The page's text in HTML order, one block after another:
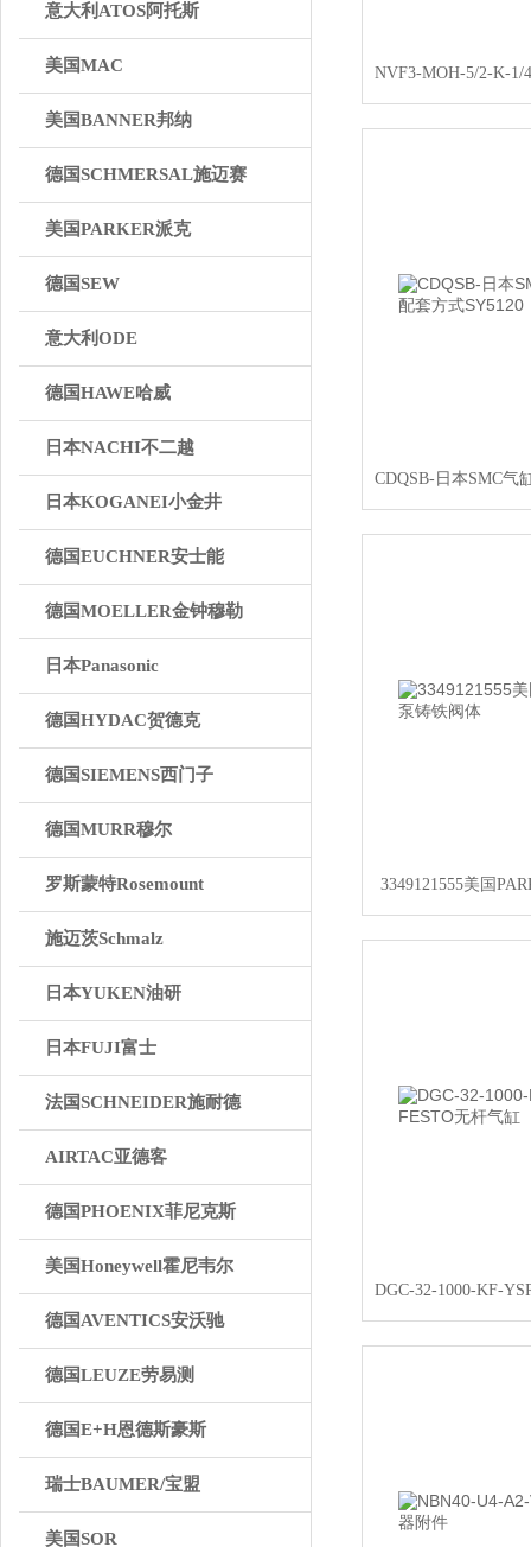
意大利ATOS阿托斯
美国MAC
美国BANNER邦纳
德国SCHMERSAL施迈赛
美国PARKER派克
德国SEW
意大利ODE
德国HAWE哈威
日本NACHI不二越
日本KOGANEI小金井
德国EUCHNER安士能
德国MOELLER金钟穆勒
日本Panasonic
德国HYDAC贺德克
德国SIEMENS西门子
德国MURR穆尔
罗斯蒙特Rosemount
施迈茨Schmalz
日本YUKEN油研
日本FUJI富士
法国SCHNEIDER施耐德
AIRTAC亚德客
德国PHOENIX菲尼克斯
美国Honeywell霍尼韦尔
德国AVENTICS安沃驰
德国LEUZE劳易测
德国E+H恩德斯豪斯
瑞士BAUMER/宝盟
美国SOR
3349121555美国